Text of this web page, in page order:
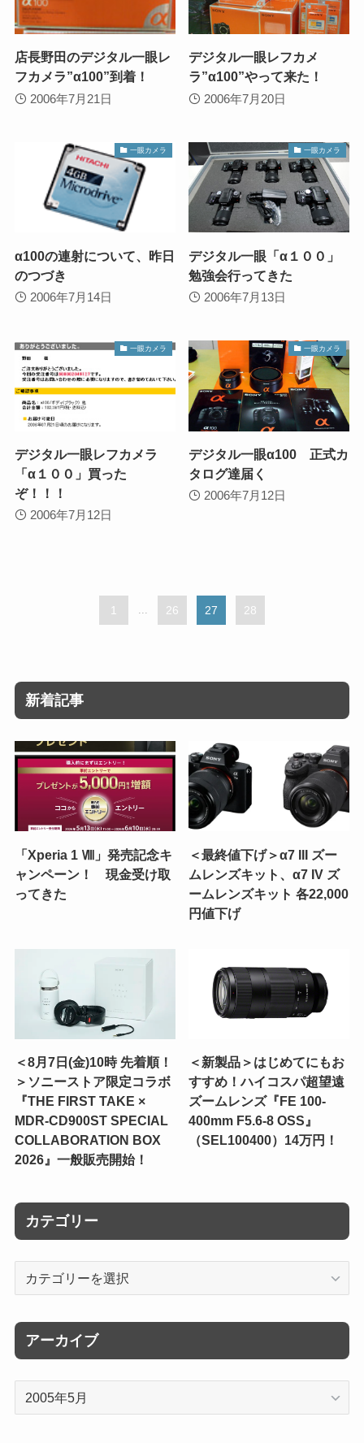
店長野田のデジタル一眼レ
フカメラ”α100”到着！
2006年7月21日
デジタル一眼レフカメ
ラ”α100”やって来た！
2006年7月20日
一眼カメラ
α100の連射について、昨日
のつづき
2006年7月14日
一眼カメラ
デジタル一眼「α１００」
勉強会行ってきた
2006年7月13日
一眼カメラ
デジタル一眼レフカメラ
「α１００」買った
ぞ！！！
2006年7月12日
一眼カメラ
デジタル一眼α100 正式カ
タログ達届く
2006年7月12日
1 26 27 28
新着記事
「Xperia 1 Ⅷ」発売記念キ
ャンペーン！ 現金受け取
ってきた
＜最終値下げ＞α7 III ズー
ムレンズキット、α7 IV ズ
ームレンズキット 各22,000
円値下げ
＜8月7日(金)10時 先着順！
＞ソニーストア限定コラボ
『THE FIRST TAKE ×
MDR-CD900ST SPECIAL
COLLABORATION BOX
2026』一般販売開始！
＜新製品＞はじめてにもお
すすめ！ハイコスパ超望遠
ズームレンズ『FE 100-
400mm F5.6-8 OSS』
（SEL100400）14万円！
カテゴリー
リ
ー
アーカイブ